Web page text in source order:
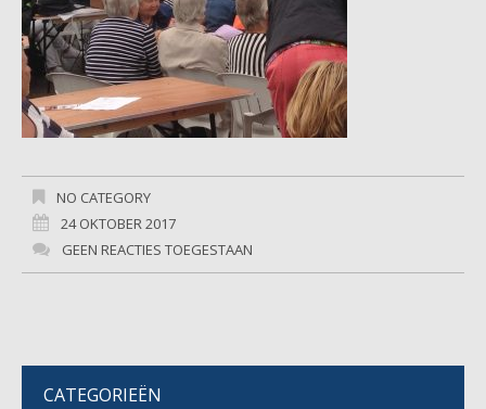
NO CATEGORY
24 OKTOBER 2017
GEEN REACTIES TOEGESTAAN
CATEGORIEËN